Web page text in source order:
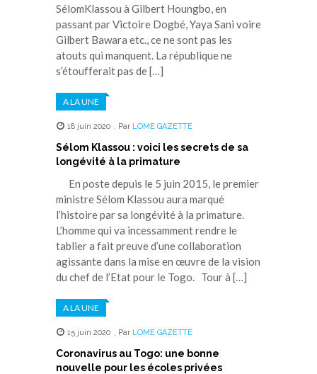
SélomKlassou à Gilbert Houngbo, en
passant par Victoire Dogbé, Yaya Sani voire
Gilbert Bawara etc., ce ne sont pas les
atouts qui manquent. La république ne
s’étoufferait pas de […]
A LA UNE
18 juin 2020 , Par LOME GAZETTE
Sélom Klassou : voici les secrets de sa
longévité à la primature
En poste depuis le 5 juin 2015, le premier
ministre Sélom Klassou aura marqué
l’histoire par sa longévité à la primature.
L’homme qui va incessamment rendre le
tablier a fait preuve d’une collaboration
agissante dans la mise en œuvre de la vision
du chef de l’Etat pour le Togo. Tour à […]
A LA UNE
15 juin 2020 , Par LOME GAZETTE
Coronavirus au Togo: une bonne
nouvelle pour les écoles privées